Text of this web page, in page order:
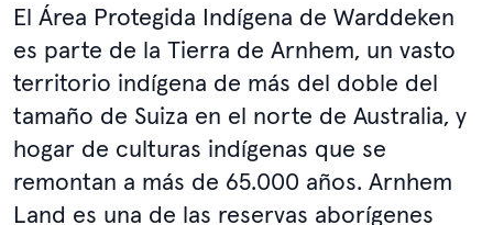
El Área Protegida Indígena de Warddeken
es parte de la Tierra de Arnhem, un vasto
territorio indígena de más del doble del
tamaño de Suiza en el norte de Australia, y
hogar de culturas indígenas que se
remontan a más de 65.000 años. Arnhem
Land es una de las reservas aborígenes